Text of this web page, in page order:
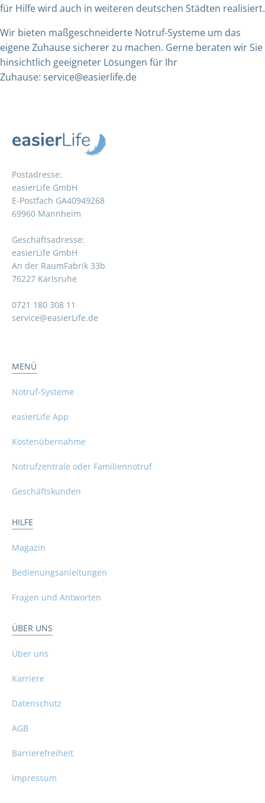
für Hilfe wird auch in weiteren deutschen Städten realisiert.
Wir bieten maßgeschneiderte Notruf-Systeme um das
eigene Zuhause sicherer zu machen. Gerne beraten wir Sie
hinsichtlich geeigneter Lösungen für Ihr
Zuhause: service@easierlife.de
Postadresse:
easierLife GmbH
E-Postfach GA40949268
69960 Mannheim
Geschäftsadresse:
easierLife GmbH
An der RaumFabrik 33b
76227 Karlsruhe
0721 180 308 11
service@easierLife.de
MENÜ
Notruf-Systeme
easierLife App
Kostenübernahme
Notrufzentrale oder Familiennotruf
Geschäftskunden
HILFE
Magazin
Bedienungsanleitungen
Fragen und Antworten
ÜBER UNS
Über uns
Karriere
Datenschutz
AGB
Barrierefreiheit
Impressum